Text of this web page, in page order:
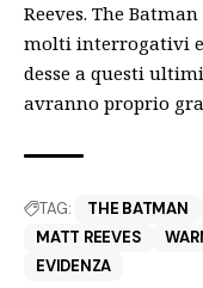
Reeves. The
molti interrogativi
desse a questi
avranno proprio
TAG: THE BATMAN
MATT REEVES
EVIDENZA